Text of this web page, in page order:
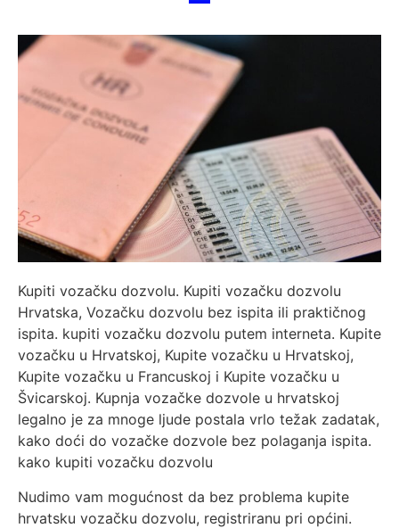
Kupiti vozačku dozvolu. Kupiti vozačku dozvolu
Hrvatska, Vozačku dozvolu bez ispita ili praktičnog
ispita. kupiti vozačku dozvolu putem interneta. Kupite
vozačku u Hrvatskoj, Kupite vozačku u Hrvatskoj,
Kupite vozačku u Francuskoj i Kupite vozačku u
Švicarskoj. Kupnja vozačke dozvole u hrvatskoj
legalno je za mnoge ljude postala vrlo težak zadatak,
kako doći do vozačke dozvole bez polaganja ispita.
kako kupiti vozačku dozvolu
Nudimo vam mogućnost da bez problema kupite
hrvatsku vozačku dozvolu, registriranu pri općini.